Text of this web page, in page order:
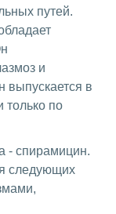
путей.
и
выпускается в
только по
- спирамицин.
следующих